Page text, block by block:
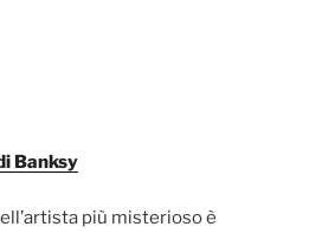
Banksy
più misterioso è